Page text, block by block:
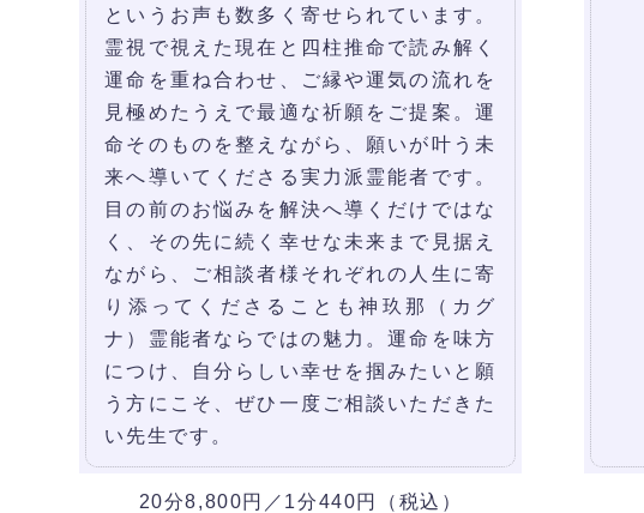
というお声も数多く寄せられています。
霊視で視えた現在と四柱推命で読み解く
運命を重ね合わせ、ご縁や運気の流れを
見極めたうえで最適な祈願をご提案。運
命そのものを整えながら、願いが叶う未
来へ導いてくださる実力派霊能者です。
目の前のお悩みを解決へ導くだけではな
く、その先に続く幸せな未来まで見据え
ながら、ご相談者様それぞれの人生に寄
り添ってくださることも神玖那（カグ
ナ）霊能者ならではの魅力。運命を味方
につけ、自分らしい幸せを掴みたいと願
う方にこそ、ぜひ一度ご相談いただきた
い先生です。
20分8,800円／1分440円（税込）